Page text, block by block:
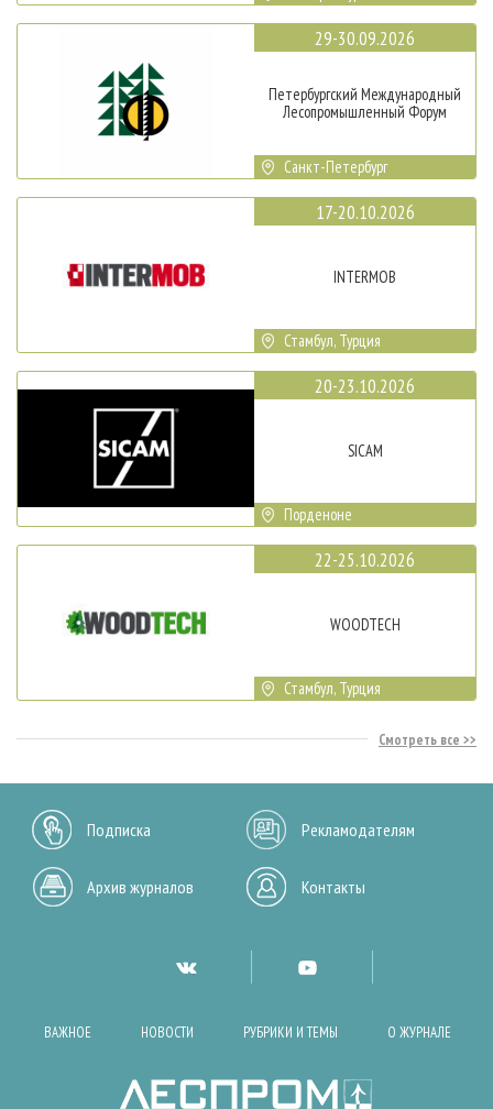
29-30.09.2026
Петербургский Международный
Лесопромышленный Форум
Санкт-Петербург
17-20.10.2026
INTERMOB
Стамбул, Турция
20-23.10.2026
SICAM
Порденоне
22-25.10.2026
WOODTECH
Стамбул, Турция
Смотреть все
Подписка Рекламодателям
Архив журналов Контакты
ВАЖНОЕ НОВОСТИ РУБРИКИ И ТЕМЫ О ЖУРНАЛЕ